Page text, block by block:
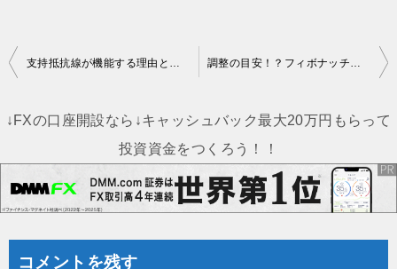
投
ナ
ョ
支持抵抗線が機能する理由とは？ 調整の目安！？フィボナッチ・リトレースメント使ってる！？
↓FXの口座開設なら↓キャッシュバック最大20万円もらって
投資資金をつくろう！！
コメントを残す